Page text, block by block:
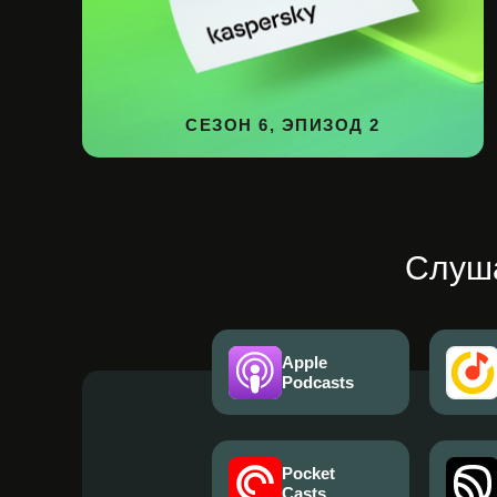
СЕЗОН 6, ЭПИЗОД 2
Apple
Podcasts
Pocket
Casts